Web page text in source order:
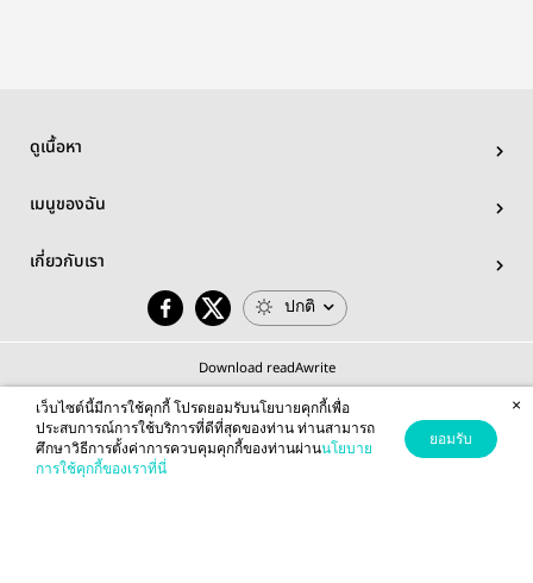
ดูเนื้อหา
เมนูของฉัน
เกี่ยวกับเรา
ปกติ
Download readAwrite
© 2026 readAwrite.com by MEB Corporation Public Company Limited
This site is protected by reCAPTCHA and the Google
เว็บไซต์นี้มีการใช้คุกกี้ โปรดยอมรับนโยบายคุกกี้เพื่อ
ประสบการณ์การใช้บริการที่ดีที่สุดของท่าน ท่านสามารถ
ศึกษาวิธีการตั้งค่าการควบคุมคุกกี้ของท่านผ่านนโยบาย
การใช้คุกกี้ของเราที่นี่
ยอมรับ
×